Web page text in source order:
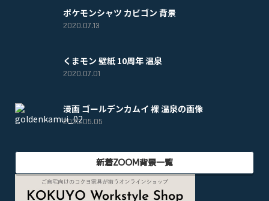
ポケモンシャツ カビゴン 背景
2020.07.13
くまモン 壁紙 10周年 温泉
2020.07.01
漫画 ゴールデンカムイ 裸 温泉の画像
2020.05.05
新着ZOOM背景一覧